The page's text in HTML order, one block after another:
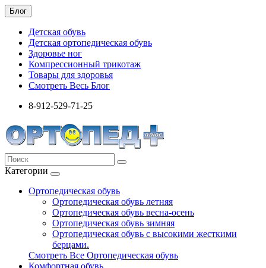
Блог
Детская обувь
Детская ортопедическая обувь
Здоровье ног
Компрессионный трикотаж
Товары для здоровья
Смотреть Весь Блог
8-912-529-71-25
Категории
Ортопедическая обувь
Ортопедическая обувь летняя
Ортопедическая обувь весна-осень
Ортопедическая обувь зимняя
Ортопедическая обувь с высокими жесткими
берцами.
Смотреть Все Ортопедическая обувь
Комфортная обувь